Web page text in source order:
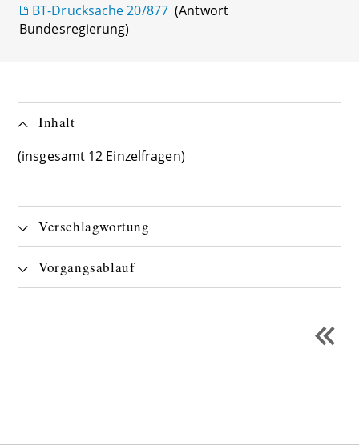
BT-Drucksache 20/877 (Antwort
Bundesregierung)
Inhalt
(insgesamt 12 Einzelfragen)
Verschlagwortung
Vorgangsablauf